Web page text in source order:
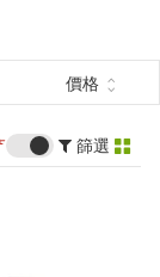
價格
篩選